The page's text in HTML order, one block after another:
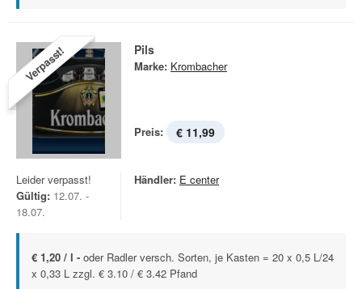
Verpasst! Pils
Marke: Krombacher
Preis: € 11,99
Leider verpasst!
Gültig: 12.07. -
18.07.
Händler: E center
€ 1,20 / l - oder Radler versch. Sorten, je Kasten = 20 x 0,5 L/24
x 0,33 L zzgl. € 3.10 / € 3.42 Pfand